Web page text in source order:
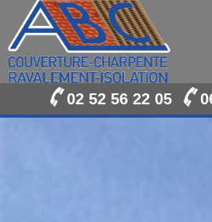
02 52 56 22 05